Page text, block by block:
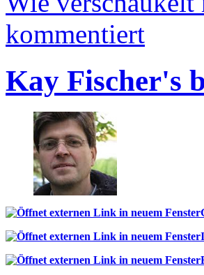
kommentiert
Kay Fischer's